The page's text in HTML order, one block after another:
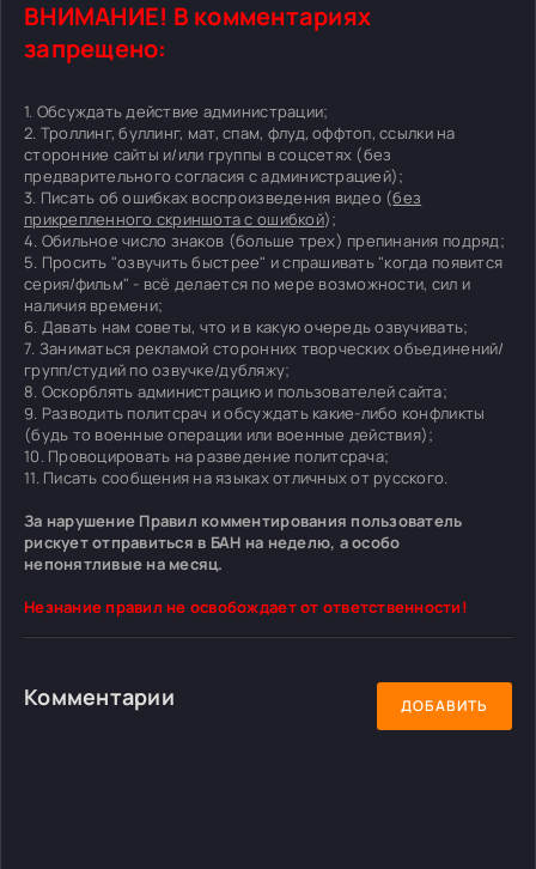
ВНИМАНИЕ! В комментариях
запрещено:
1. Обсуждать действие администрации;
2. Троллинг, буллинг, мат, спам, флуд, оффтоп, ссылки на
сторонние сайты и/или группы в соцсетях (без
предварительного согласия с администрацией);
3. Писать об ошибках воспроизведения видео (без
прикрепленного скриншота с ошибкой);
4. Обильное число знаков (больше трех) препинания подряд;
5. Просить "озвучить быстрее" и спрашивать "когда появится
серия/фильм" - всё делается по мере возможности, сил и
наличия времени;
6. Давать нам советы, что и в какую очередь озвучивать;
7. Заниматься рекламой сторонних творческих объединений/
групп/студий по озвучке/дубляжу;
8. Оскорблять администрацию и пользователей сайта;
9. Разводить политсрач и обсуждать какие-либо конфликты
(будь то военные операции или военные действия);
10. Провоцировать на разведение политсрача;
11. Писать сообщения на языках отличных от русского.
За нарушение Правил комментирования пользователь
рискует отправиться в БАН на неделю, а особо
непонятливые на месяц.
Незнание правил не освобождает от ответственности!
Комментарии ДОБАВИТЬ